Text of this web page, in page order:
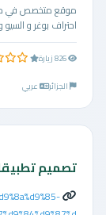
موقع متخصص في حلول
احتراف بوغر و السيو
0.0 من 5 نجوم
الجزائر
عربي
تصميم تطبيقات